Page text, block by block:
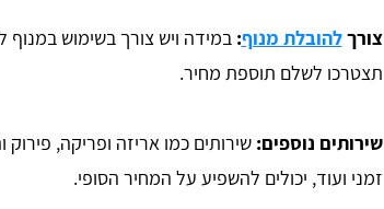
צורךלהובלת מנוף:במידה ויש צורך בשימוש
תצטרכו לשלם תוספת מחיר.
שירותים נוספים:שירותים כמו אריזה ופריקה,
זמני ועוד, יכולים להשפיע על המחיר הסופי.